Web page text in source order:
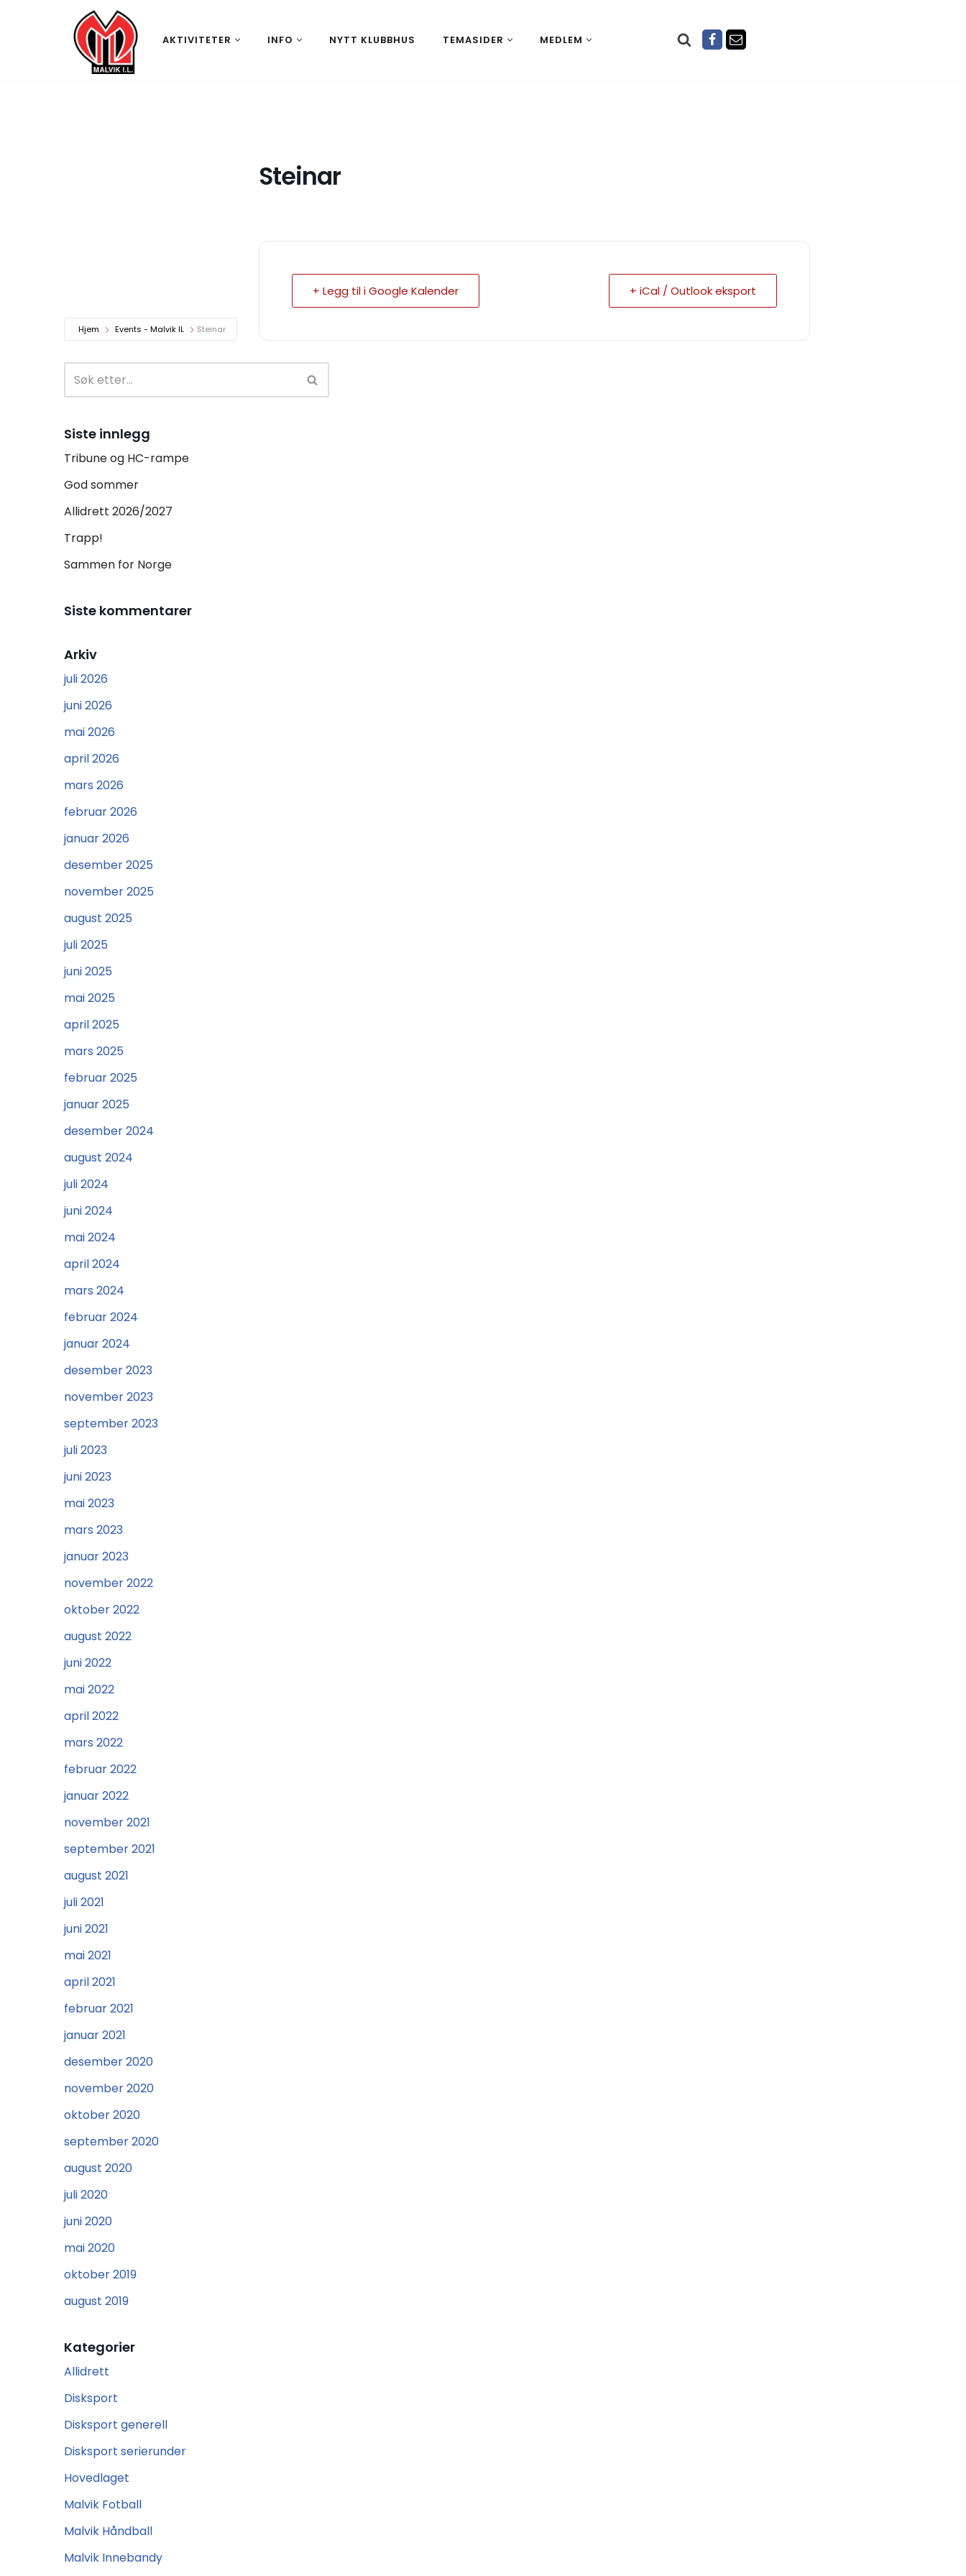
AKTIVITETER INFO NYTT KLUBBHUS TEMASIDER MEDLEM
Hjem Events - Malvik IL Steinar
Steinar
+ Legg til i Google Kalender + iCal / Outlook eksport
Siste innlegg
Tribune og HC-rampe
God sommer
Allidrett 2026/2027
Trapp!
Sammen for Norge
Siste kommentarer
Arkiv
juli 2026
juni 2026
mai 2026
april 2026
mars 2026
februar 2026
januar 2026
desember 2025
november 2025
august 2025
juli 2025
juni 2025
mai 2025
april 2025
mars 2025
februar 2025
januar 2025
desember 2024
august 2024
juli 2024
juni 2024
mai 2024
april 2024
mars 2024
februar 2024
januar 2024
desember 2023
november 2023
september 2023
juli 2023
juni 2023
mai 2023
mars 2023
januar 2023
november 2022
oktober 2022
august 2022
juni 2022
mai 2022
april 2022
mars 2022
februar 2022
januar 2022
november 2021
september 2021
august 2021
juli 2021
juni 2021
mai 2021
april 2021
februar 2021
januar 2021
desember 2020
november 2020
oktober 2020
september 2020
august 2020
juli 2020
juni 2020
mai 2020
oktober 2019
august 2019
Kategorier
Allidrett
Disksport
Disksport generell
Disksport serierunder
Hovedlaget
Malvik Fotball
Malvik Håndball
Malvik Innebandy